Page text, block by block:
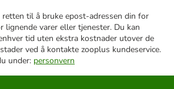
til å bruke epost-adressen din for
lignende varer eller tjenester. Du kan
tid uten ekstra kostnader utover de
ved å kontakte zooplus kundeservice.
under: personvern